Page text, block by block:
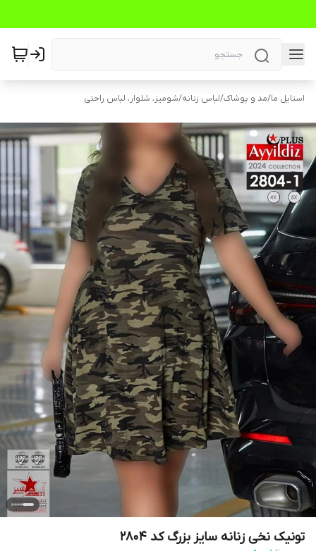
استایل ما/مد و پوشاک/لباس زنانه/شومیز، شلوار، لباس راحتی
تونیک نخی زنانه سایز بزرگ کد 2804